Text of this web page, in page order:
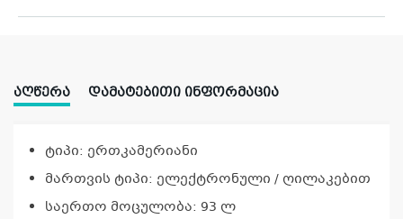
ᲐᲦᲬᲔᲠᲐ ᲓᲐᲛᲐᲢᲔᲑᲘᲗᲘ ᲘᲜᲤᲝᲠᲛᲐᲪᲘᲐ
ტიპი: ერთკამერიანი
მართვის ტიპი: ელექტრონული / ღილაკებით
საერთო მოცულობა: 93 ლ